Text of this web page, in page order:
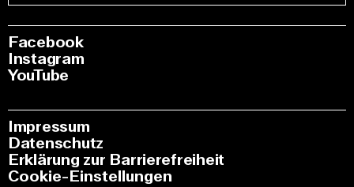
Facebook
Instagram
YouTube
Impressum
Datenschutz
Erklärung zur Barrierefreiheit
Cookie-Einstellungen